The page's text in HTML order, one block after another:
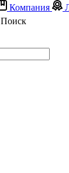
Компания
Поиск